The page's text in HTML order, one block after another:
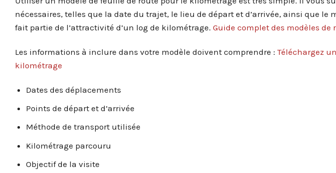
nécessaires, telles que la date du trajet, le lieu de départ et d’arrivée, ainsi que
fait partie de l’attractivité d’un log de kilométrage. Guide complet des modèles
Les informations à inclure dans votre modèle doivent comprendre : Téléchargez
kilométrage
Dates des déplacements
Points de départ et d’arrivée
Méthode de transport utilisée
Kilométrage parcouru
Objectif de la visite